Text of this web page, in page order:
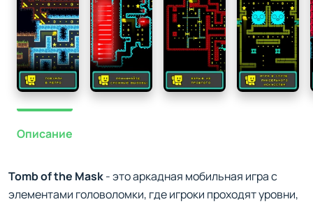
Описание
Tomb of the Mask- это аркадная мобильная игра с
элементами головоломки, где игроки проходят уровни,